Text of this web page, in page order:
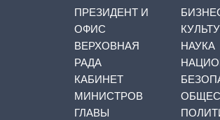
ПРЕЗИДЕНТ И
ОФИС
ВЕРХОВНАЯ
РАДА
КАБИНЕТ
МИНИСТРОВ
ГЛАВЫ
НАУКА